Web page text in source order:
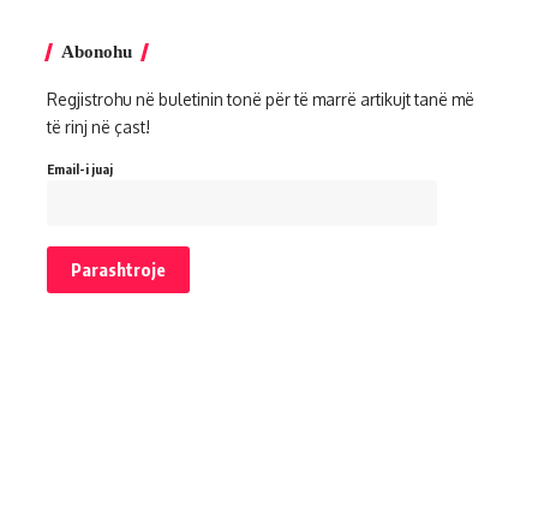
Abonohu
Regjistrohu në buletinin tonë për të marrë artikujt tanë më
të rinj në çast!
Email-i juaj